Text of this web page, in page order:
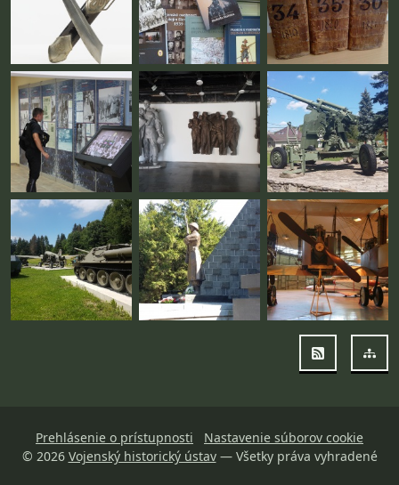
RSS
Prehlásenie o prístupnosti
Nastavenie súborov cookie
© 2026 Vojenský historický ústav— Všetky práva vyhradené